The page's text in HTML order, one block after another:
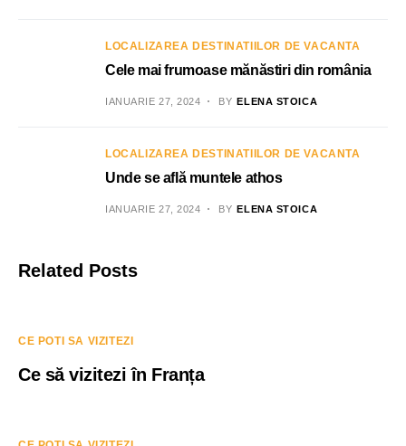
LOCALIZAREA DESTINATIILOR DE VACANTA
Cele mai frumoase mănăstiri din românia
IANUARIE 27, 2024 BY ELENA STOICA
LOCALIZAREA DESTINATIILOR DE VACANTA
Unde se află muntele athos
IANUARIE 27, 2024 BY ELENA STOICA
Related Posts
CE POTI SA VIZITEZI
Ce să vizitezi în Franța